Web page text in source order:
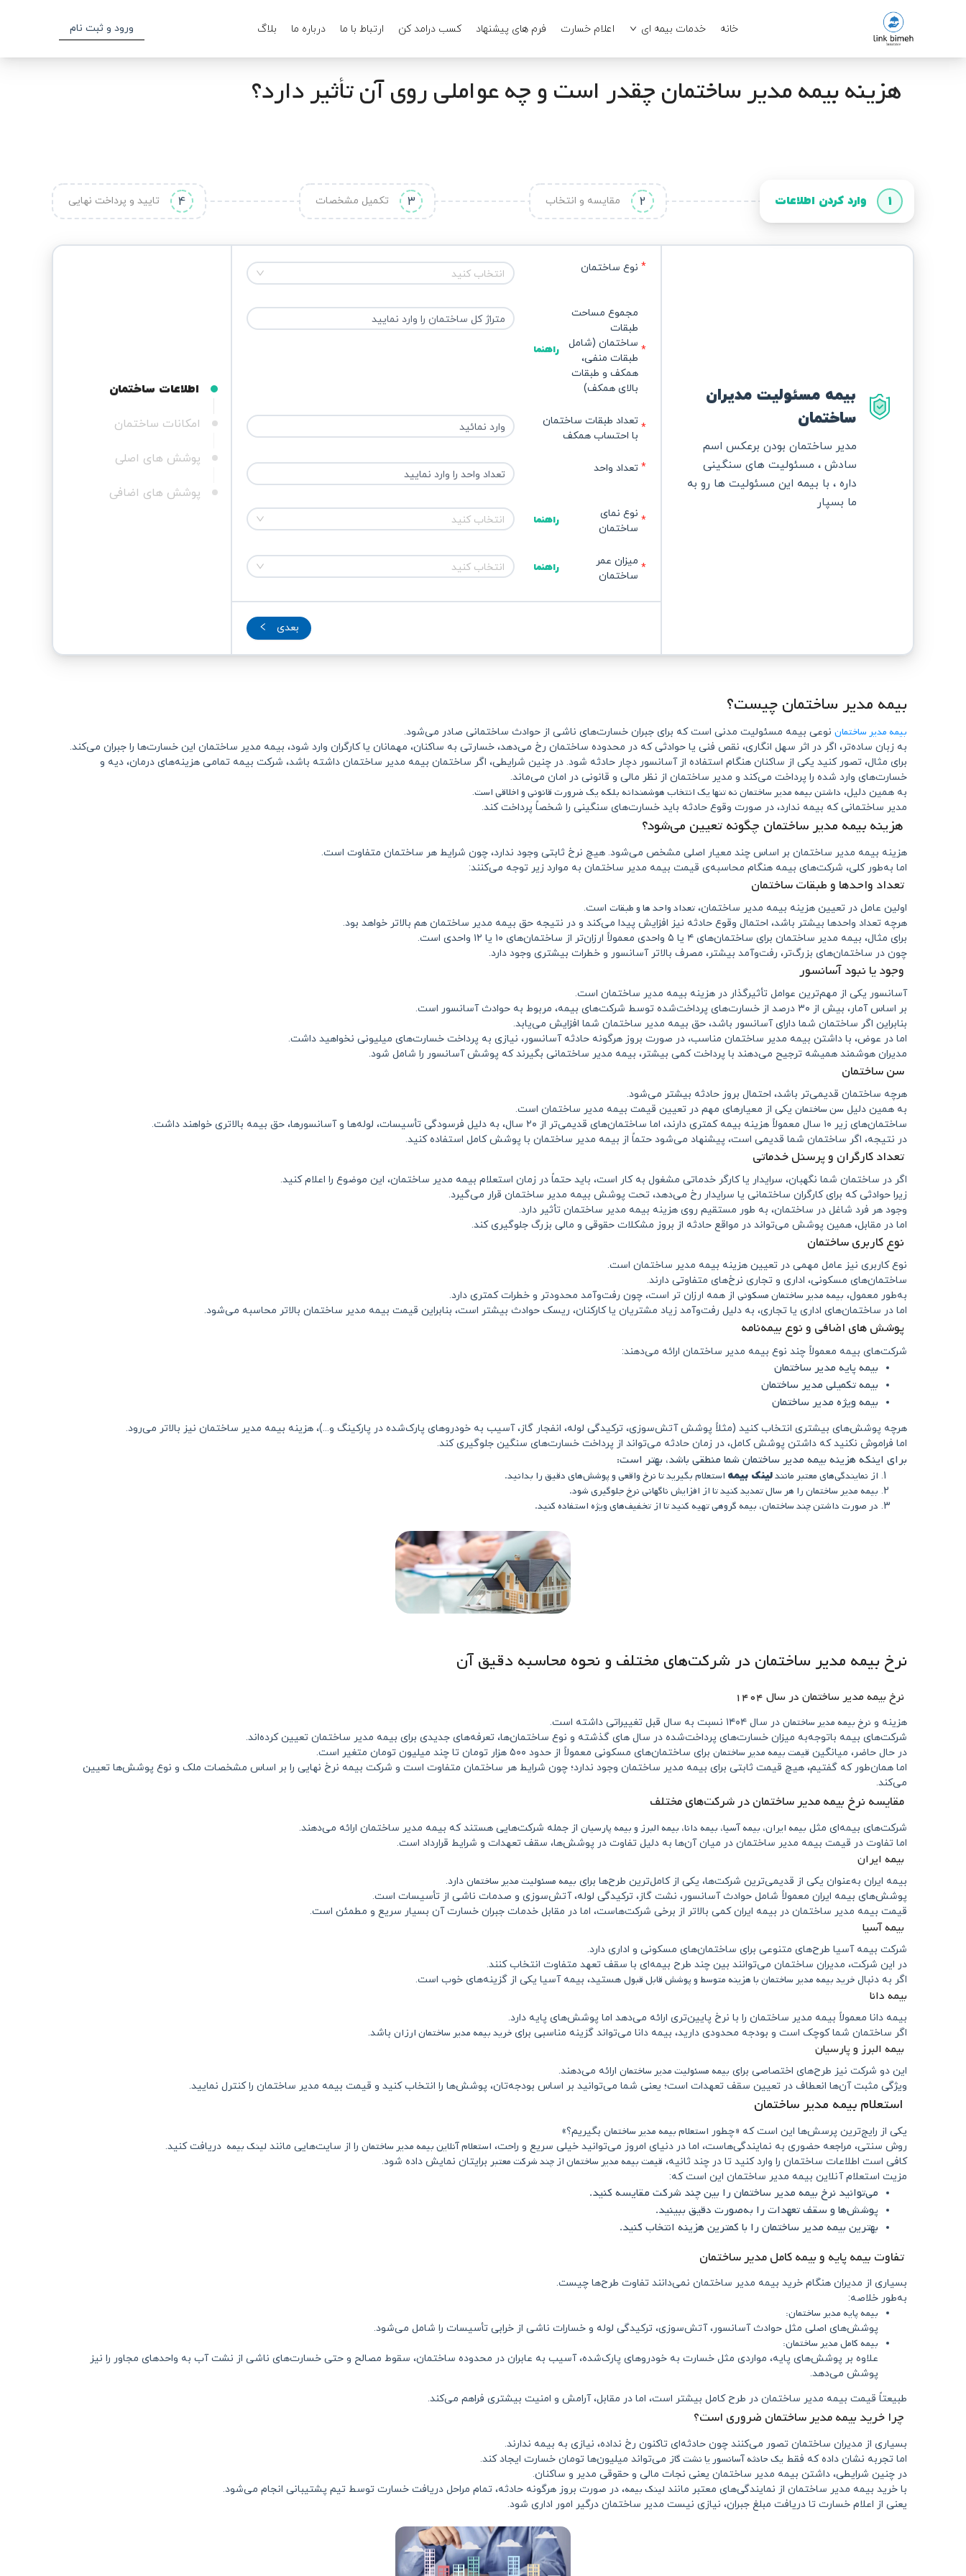
خانه خدمات بیمه ای اعلام خسارت فرم های پیشنهاد کسب درامد کن ارتباط با ما درباره ما بلاگ ورود و ثبت نام
هزینه بیمه مدیر ساختمان چقدر است و چه عواملی روی آن تأثیر دارد؟
1 وارد کردن اطلاعات 2 مقایسه و انتخاب 3 تکمیل مشخصات 4 تایید و پرداخت نهایی
اطلاعات ساختمان
امکانات ساختمان
پوشش های اصلی
پوشش های اضافی
نوع ساختمان انتخاب کنید
مجموع مساحت
طبقات
ساختمان (شامل
طبقات منفی،
همکف و طبقات
بالای همکف)
راهنما
تعداد طبقات ساختمان
با احتساب همکف
تعداد واحد
نوع نمای
ساختمان
راهنما انتخاب کنید
میزان عمر
ساختمان
راهنما انتخاب کنید
بعدی
بیمه مسئولیت مدیران
ساختمان
مدیر ساختمان بودن برعکس اسم
سادش ، مسئولیت های سنگینی
داره ، با بیمه این مسئولیت ها رو به
ما بسپار
بیمه مدیر ساختمان چیست؟
بیمه مدیر ساختمان نوعی بیمه مسئولیت مدنی است که برای جبران خسارت‌های ناشی از حوادث ساختمانی صادر می‌شود.
به زبان ساده‌تر، اگر در اثر سهل‌ انگاری، نقص فنی یا حوادثی که در محدوده ساختمان رخ می‌دهد، خسارتی به ساکنان، مهمانان یا کارگران وارد شود، بیمه مدیر ساختمان این خسارت‌ها را جبران می‌کند.
برای مثال، تصور کنید یکی از ساکنان هنگام استفاده از آسانسور دچار حادثه شود. در چنین شرایطی، اگر ساختمان بیمه مدیر ساختمان داشته باشد، شرکت بیمه تمامی هزینه‌های درمان، دیه و
خسارت‌های وارد شده را پرداخت می‌کند و مدیر ساختمان از نظر مالی و قانونی در امان می‌ماند.
به همین دلیل، داشتن بیمه مدیر ساختمان نه‌ تنها یک انتخاب هوشمندانه بلکه یک ضرورت قانونی و اخلاقی است.
مدیر ساختمانی که بیمه ندارد، در صورت وقوع حادثه باید خسارت‌های سنگینی را شخصاً پرداخت کند.
هزینه بیمه مدیر ساختمان چگونه تعیین می‌شود؟
هزینه بیمه مدیر ساختمان بر اساس چند معیار اصلی مشخص می‌شود. هیچ نرخ ثابتی وجود ندارد، چون شرایط هر ساختمان متفاوت است.
اما به‌طور کلی، شرکت‌های بیمه هنگام محاسبه‌ی قیمت بیمه مدیر ساختمان به موارد زیر توجه می‌کنند:
تعداد واحدها و طبقات ساختمان
اولین عامل در تعیین هزینه بیمه مدیر ساختمان، تعداد واحد ها و طبقات است.
هرچه تعداد واحدها بیشتر باشد، احتمال وقوع حادثه نیز افزایش پیدا می‌کند و در نتیجه حق بیمه مدیر ساختمان هم بالاتر خواهد بود.
برای مثال، بیمه مدیر ساختمان برای ساختمان‌های ۴ یا ۵ واحدی معمولاً ارزان‌تر از ساختمان‌های ۱۰ یا ۱۲ واحدی است.
چون در ساختمان‌های بزرگ‌تر، رفت‌و‌آمد بیشتر، مصرف بالاتر آسانسور و خطرات بیشتری وجود دارد.
وجود یا نبود آسانسور
آسانسور یکی از مهم‌ترین عوامل تأثیرگذار در هزینه بیمه مدیر ساختمان است.
بر اساس آمار، بیش از ۳۰ درصد از خسارت‌های پرداخت‌شده توسط شرکت‌های بیمه، مربوط به حوادث آسانسور است.
بنابراین اگر ساختمان شما دارای آسانسور باشد، حق بیمه مدیر ساختمان شما افزایش می‌یابد.
اما در عوض، با داشتن بیمه مدیر ساختمان مناسب، در صورت بروز هرگونه حادثه آسانسور، نیازی به پرداخت خسارت‌های میلیونی نخواهید داشت.
مدیران هوشمند همیشه ترجیح می‌دهند با پرداخت کمی بیشتر، بیمه مدیر ساختمانی بگیرند که پوشش آسانسور را شامل شود.
سن ساختمان
هرچه ساختمان قدیمی‌تر باشد، احتمال بروز حادثه بیشتر می‌شود.
به همین دلیل سن ساختمان یکی از معیارهای مهم در تعیین قیمت بیمه مدیر ساختمان است.
ساختمان‌های زیر ۱۰ سال معمولاً هزینه بیمه کمتری دارند، اما ساختمان‌های قدیمی‌تر از ۲۰ سال، به دلیل فرسودگی تأسیسات، لوله‌ها و آسانسورها، حق بیمه بالاتری خواهند داشت.
در نتیجه، اگر ساختمان شما قدیمی است، پیشنهاد می‌شود حتماً از بیمه مدیر ساختمان با پوشش کامل استفاده کنید.
تعداد کارگران و پرسنل خدماتی
اگر در ساختمان شما نگهبان، سرایدار یا کارگر خدماتی مشغول به کار است، باید حتماً در زمان استعلام بیمه مدیر ساختمان، این موضوع را اعلام کنید.
زیرا حوادثی که برای کارگران ساختمانی یا سرایدار رخ می‌دهد، تحت پوشش بیمه مدیر ساختمان قرار می‌گیرد.
وجود هر فرد شاغل در ساختمان، به طور مستقیم روی هزینه بیمه مدیر ساختمان تأثیر دارد.
اما در مقابل، همین پوشش می‌تواند در مواقع حادثه از بروز مشکلات حقوقی و مالی بزرگ جلوگیری کند.
نوع کاربری ساختمان
نوع کاربری نیز عامل مهمی در تعیین هزینه بیمه مدیر ساختمان است.
ساختمان‌های مسکونی، اداری و تجاری نرخ‌های متفاوتی دارند.
به‌طور معمول، بیمه مدیر ساختمان مسکونی از همه ارزان‌ تر است، چون رفت‌وآمد محدودتر و خطرات کمتری دارد.
اما در ساختمان‌های اداری یا تجاری، به دلیل رفت‌وآمد زیاد مشتریان یا کارکنان، ریسک حوادث بیشتر است، بنابراین قیمت بیمه مدیر ساختمان بالاتر محاسبه می‌شود.
پوشش‌ های اضافی و نوع بیمه‌نامه
شرکت‌های بیمه معمولاً چند نوع بیمه مدیر ساختمان ارائه می‌دهند:
بیمه پایه مدیر ساختمان
بیمه تکمیلی مدیر ساختمان
بیمه ویژه مدیر ساختمان
هرچه پوشش‌های بیشتری انتخاب کنید (مثلاً پوشش آتش‌سوزی، ترکیدگی لوله، انفجار گاز، آسیب به خودروهای پارک‌شده در پارکینگ و...)، هزینه بیمه مدیر ساختمان نیز بالاتر می‌رود.
اما فراموش نکنید که داشتن پوشش کامل، در زمان حادثه می‌تواند از پرداخت خسارت‌های سنگین جلوگیری کند.
برای اینکه هزینه بیمه مدیر ساختمان شما منطقی باشد، بهتر است:
از نمایندگی‌های معتبر مانندلینک بیمه استعلام بگیرید تا نرخ واقعی و پوشش‌های دقیق را بدانید.
بیمه مدیر ساختمان را هر سال تمدید کنید تا از افزایش ناگهانی نرخ جلوگیری شود.
در صورت داشتن چند ساختمان، بیمه گروهی تهیه کنید تا از تخفیف‌های ویژه استفاده کنید.
نرخ بیمه مدیر ساختمان در شرکت‌های مختلف و نحوه محاسبه دقیق آن
نرخ بیمه مدیر ساختمان در سال ۱۴۰۴
هزینه و نرخ بیمه مدیر ساختمان در سال ۱۴۰۴ نسبت به سال قبل تغییراتی داشته است.
شرکت‌های بیمه باتوجه‌به میزان خسارت‌های پرداخت‌شده در سال‌ های گذشته و نوع ساختمان‌ها، تعرفه‌های جدیدی برای بیمه مدیر ساختمان تعیین کرده‌اند.
در حال حاضر، میانگین قیمت بیمه مدیر ساختمان برای ساختمان‌های مسکونی معمولاً از حدود ۵۰۰ هزار تومان تا چند میلیون تومان متغیر است.
اما همان‌طور که گفتیم، هیچ قیمت ثابتی برای بیمه مدیر ساختمان وجود ندارد؛ چون شرایط هر ساختمان متفاوت است و شرکت بیمه نرخ نهایی را بر اساس مشخصات ملک و نوع پوشش‌ها تعیین
می‌کند.
مقایسه نرخ بیمه مدیر ساختمان در شرکت‌های مختلف
شرکت‌های بیمه‌ای مثل بیمه ایران، بیمه آسیا، بیمه دانا، بیمه البرز و بیمه پارسیان از جمله شرکت‌هایی هستند که بیمه مدیر ساختمان ارائه می‌دهند.
اما تفاوت در قیمت بیمه مدیر ساختمان در میان آن‌ها به دلیل تفاوت در پوشش‌ها، سقف تعهدات و شرایط قرارداد است.
بیمه ایران
بیمه ایران به‌عنوان یکی از قدیمی‌ترین شرکت‌ها، یکی از کامل‌ترین طرح‌ها برای بیمه مسئولیت مدیر ساختمان دارد.
پوشش‌های بیمه ایران معمولاً شامل حوادث آسانسور، نشت گاز، ترکیدگی لوله، آتش‌سوزی و صدمات ناشی از تأسیسات است.
قیمت بیمه مدیر ساختمان در بیمه ایران کمی بالاتر از برخی شرکت‌هاست، اما در مقابل خدمات جبران خسارت آن بسیار سریع و مطمئن است.
بیمه آسیا
شرکت بیمه آسیا طرح‌های متنوعی برای ساختمان‌های مسکونی و اداری دارد.
در این شرکت، مدیران ساختمان می‌توانند بین چند طرح بیمه‌ای با سقف تعهد متفاوت انتخاب کنند.
اگر به دنبال خرید بیمه مدیر ساختمان با هزینه متوسط و پوشش قابل قبول هستید، بیمه آسیا یکی از گزینه‌های خوب است.
بیمه دانا
بیمه دانا معمولاً بیمه مدیر ساختمان را با نرخ پایین‌تری ارائه می‌دهد اما پوشش‌های پایه دارد.
اگر ساختمان شما کوچک است و بودجه محدودی دارید، بیمه دانا می‌تواند گزینه مناسبی برای خرید بیمه مدیر ساختمان ارزان باشد.
بیمه البرز و پارسیان
این دو شرکت نیز طرح‌های اختصاصی برای بیمه مسئولیت مدیر ساختمان ارائه می‌دهند.
ویژگی مثبت آن‌ها انعطاف در تعیین سقف تعهدات است؛ یعنی شما می‌توانید بر اساس بودجه‌تان، پوشش‌ها را انتخاب کنید و قیمت بیمه مدیر ساختمان را کنترل نمایید.
استعلام بیمه مدیر ساختمان
یکی از رایج‌ترین پرسش‌ها این است که «چطور استعلام بیمه مدیر ساختمان بگیریم؟»
روش سنتی، مراجعه حضوری به نمایندگی‌هاست، اما در دنیای امروز می‌توانید خیلی سریع و راحت، استعلام آنلاین بیمه مدیر ساختمان را از سایت‌هایی مانند لینک بیمه دریافت کنید.
کافی است اطلاعات ساختمان را وارد کنید تا در چند ثانیه، قیمت بیمه مدیر ساختمان از چند شرکت معتبر برایتان نمایش داده شود.
مزیت استعلام آنلاین بیمه مدیر ساختمان این است که:
می‌توانید نرخ بیمه مدیر ساختمان را بین چند شرکت مقایسه کنید.
پوشش‌ها و سقف تعهدات را به‌صورت دقیق ببینید.
بهترین بیمه مدیر ساختمان را با کمترین هزینه انتخاب کنید.
تفاوت بیمه پایه و بیمه کامل مدیر ساختمان
بسیاری از مدیران هنگام خرید بیمه مدیر ساختمان نمی‌دانند تفاوت طرح‌ها چیست.
به‌طور خلاصه:
بیمه پایه مدیر ساختمان:
پوشش‌های اصلی مثل حوادث آسانسور، آتش‌سوزی، ترکیدگی لوله و خسارات ناشی از خرابی تأسیسات را شامل می‌شود.
بیمه کامل مدیر ساختمان:
علاوه بر پوشش‌های پایه، مواردی مثل خسارت به خودروهای پارک‌شده، آسیب به عابران در محدوده ساختمان، سقوط مصالح و حتی خسارت‌های ناشی از نشت آب به واحدهای مجاور را نیز
پوشش می‌دهد.
طبیعتاً قیمت بیمه مدیر ساختمان در طرح کامل بیشتر است، اما در مقابل، آرامش و امنیت بیشتری فراهم می‌کند.
چرا خرید بیمه مدیر ساختمان ضروری است؟
بسیاری از مدیران ساختمان تصور می‌کنند چون حادثه‌ای تاکنون رخ نداده، نیازی به بیمه ندارند.
اما تجربه نشان داده که فقط یک حادثه آسانسور یا نشت گاز می‌تواند میلیون‌ها تومان خسارت ایجاد کند.
در چنین شرایطی، داشتن بیمه مدیر ساختمان یعنی نجات مالی و حقوقی مدیر و ساکنان.
با خرید بیمه مدیر ساختمان از نمایندگی‌های معتبر مانند لینک بیمه، در صورت بروز هرگونه حادثه، تمام مراحل دریافت خسارت توسط تیم پشتیبانی انجام می‌شود.
یعنی از اعلام خسارت تا دریافت مبلغ جبران، نیازی نیست مدیر ساختمان درگیر امور اداری شود.